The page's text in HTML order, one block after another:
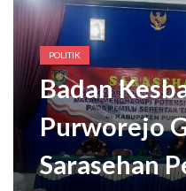
POLITIK
Badan
Purworejo
Sarasehan